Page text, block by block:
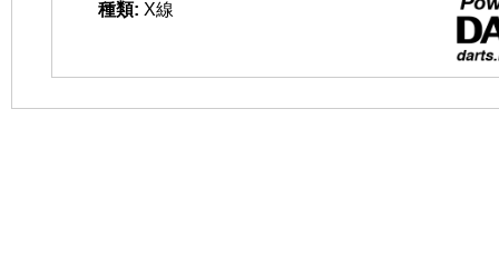
種類: X線